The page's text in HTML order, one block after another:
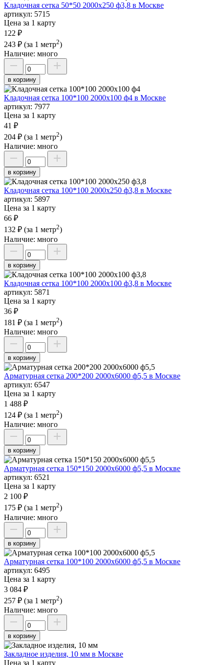
Кладочная сетка 50*50 2000х250 ф3,8 в Москве
артикул: 5715
Цена за 1 карту
122 ₽
243 ₽ (за 1 метр2)
Наличие: много
в корзину
Кладочная сетка 100*100 2000х100 ф4 в Москве
артикул: 7977
Цена за 1 карту
41 ₽
204 ₽ (за 1 метр2)
Наличие: много
в корзину
Кладочная сетка 100*100 2000х250 ф3,8 в Москве
артикул: 5897
Цена за 1 карту
66 ₽
132 ₽ (за 1 метр2)
Наличие: много
в корзину
Кладочная сетка 100*100 2000х100 ф3,8 в Москве
артикул: 5871
Цена за 1 карту
36 ₽
181 ₽ (за 1 метр2)
Наличие: много
в корзину
Арматурная сетка 200*200 2000х6000 ф5,5 в Москве
артикул: 6547
Цена за 1 карту
1 488 ₽
124 ₽ (за 1 метр2)
Наличие: много
в корзину
Арматурная сетка 150*150 2000х6000 ф5,5 в Москве
артикул: 6521
Цена за 1 карту
2 100 ₽
175 ₽ (за 1 метр2)
Наличие: много
в корзину
Арматурная сетка 100*100 2000х6000 ф5,5 в Москве
артикул: 6495
Цена за 1 карту
3 084 ₽
257 ₽ (за 1 метр2)
Наличие: много
в корзину
Закладное изделия, 10 мм в Москве
Цена за 1 карту